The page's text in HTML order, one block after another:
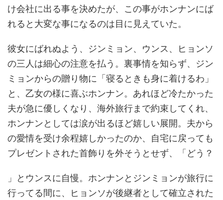
け会社に出る事を決めたが、この事がホンナンにば
れると大変な事になるのは目に見えていた。
彼女にばれぬよう、ジンミョン、ウンス、ヒョンソ
の三人は細心の注意を払う。裏事情を知らず、ジン
ミョンからの贈り物に「寝るときも身に着けるわ」
と、乙女の様に喜ぶホンナン。あれほど冷たかった
夫が急に優しくなり、海外旅行まで約束してくれ、
ホンナンとしては涙が出るほど嬉しい展開。夫から
の愛情を受け余程嬉しかったのか、自宅に戻っても
プレゼントされた首飾りを外そうとせず、「どう？
」とウンスに自慢。ホンナンとジンミョンが旅行に
行ってる間に、ヒョンソが後継者として確立された